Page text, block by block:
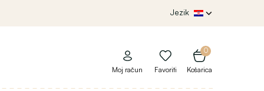
Jezik
0
Košarica
Moj račun Favoriti